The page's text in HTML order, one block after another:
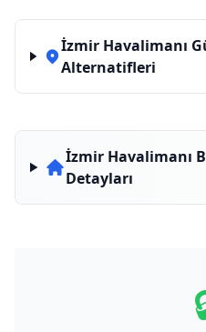
İzmir Havalimanı
Alternatifleri
İzmir Havalimanı
Detayları